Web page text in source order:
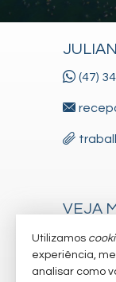
(47)
VEJA
Utilizamos
experiência,
analisar como